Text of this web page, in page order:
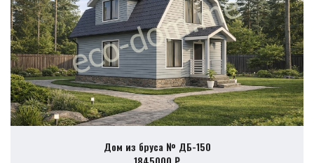
Дом из бруса № ДБ-150